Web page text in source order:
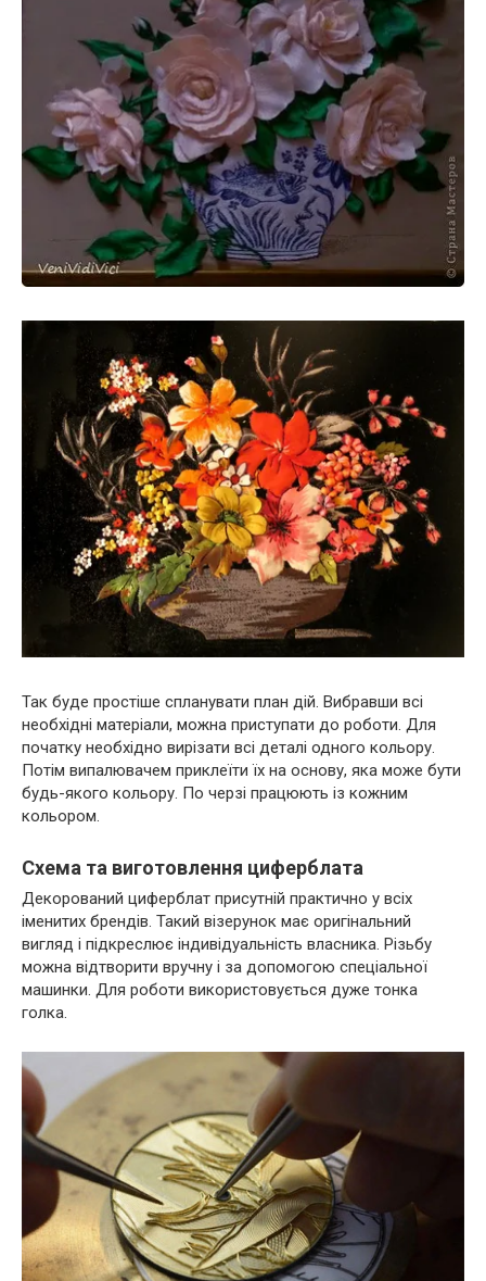
Так буде простіше спланувати план дій. Вибравши всі
необхідні матеріали, можна приступати до роботи. Для
початку необхідно вирізати всі деталі одного кольору.
Потім випалювачем приклеїти їх на основу, яка може бути
будь-якого кольору. По черзі працюють із кожним
кольором.
Схема та виготовлення циферблата
Декорований циферблат присутній практично у всіх
іменитих брендів. Такий візерунок має оригінальний
вигляд і підкреслює індивідуальність власника. Різьбу
можна відтворити вручну і за допомогою спеціальної
машинки. Для роботи використовується дуже тонка
голка.